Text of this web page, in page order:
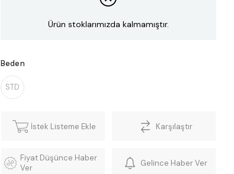
Ürün stoklarımızda kalmamıştır.
Beden
STD
İstek Listeme Ekle Karşılaştır
Fiyat Düşünce Haber
Ver
Gelince Haber Ver